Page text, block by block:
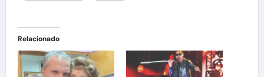
Relacionado